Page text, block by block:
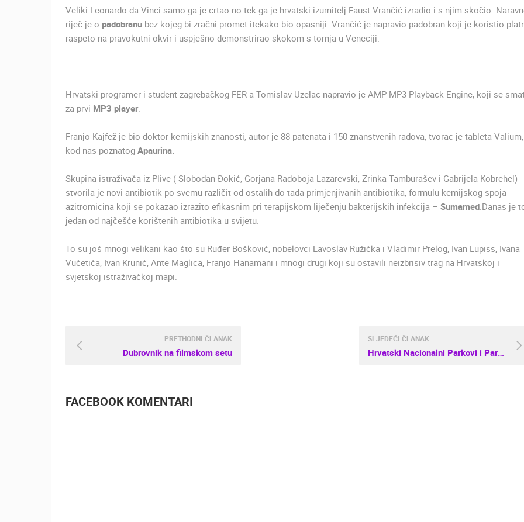
Veliki Leonardo da Vinci samo ga je crtao no tek ga je hrvatski izumitelj Faust Vrančić izradio i s njim skočio.
riječ je o padobranu bez kojeg bi zračni promet itekako bio opasniji. Vrančić je napravio padobran koji je koristio
raspeto na pravokutni okvir i uspješno demonstrirao skokom s tornja u Veneciji.
Hrvatski programer i student zagrebačkog FER a Tomislav Uzelac napravio je AMP MP3 Playback Engine, koji se
za prvi MP3 player.
Franjo Kajfež je bio doktor kemijskih znanosti, autor je 88 patenata i 150 znanstvenih radova, tvorac je tableta Valium,
kod nas poznatog Apaurina.
Skupina istraživača iz Plive ( Slobodan Đokić, Gorjana Radoboja-Lazarevski, Zrinka Tamburašev i Gabrijela Kobrehel)
stvorila je novi antibiotik po svemu različit od ostalih do tada primjenjivanih antibiotika, formulu kemijskog spoja
azitromicina koji se pokazao izrazito efikasnim pri terapijskom liječenju bakterijskih infekcija – Sumamed.Danas je
jedan od najčešće korištenih antibiotika u svijetu.
To su još mnogi velikani kao što su Ruđer Bošković, nobelovci Lavoslav Ružička i Vladimir Prelog, Ivan Lupiss, Ivana
Vučetića, Ivan Krunić, Ante Maglica, Franjo Hanamani i mnogi drugi koji su ostavili neizbrisiv trag na Hrvatskoj i
svjetskoj istraživačkoj mapi.
PRETHODNI ČLANAK
Dubrovnik na filmskom setu
SLJEDEĆI ČLANAK
Hrvatski Nacionalni Parkovi i Parkovi Prirode
FACEBOOK KOMENTARI